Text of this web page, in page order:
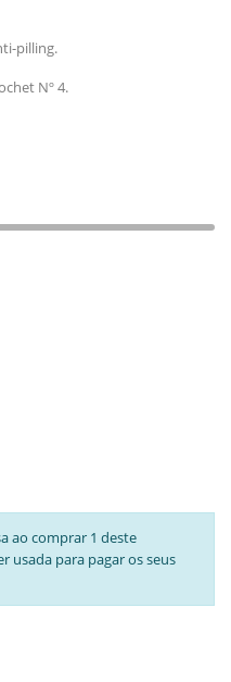
pilling.
Nº 4.
ao comprar 1 deste
usada para pagar os seus